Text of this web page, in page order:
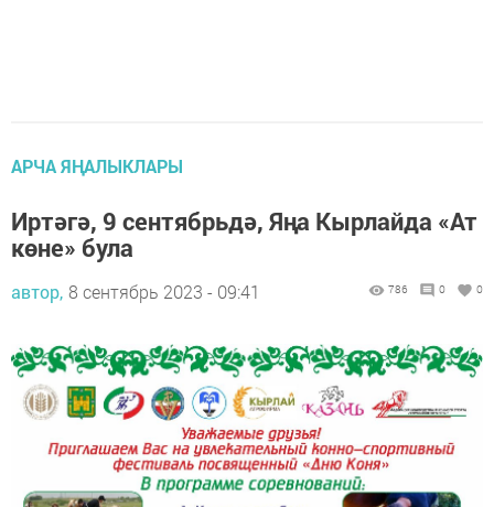
АРЧА ЯҢАЛЫКЛАРЫ
Иртәгә, 9 сентябрьдә, Яңа Кырлайда «Ат
көне» була
автор, 8 сентябрь 2023 - 09:41 786 0 0